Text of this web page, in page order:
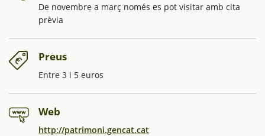
De novembre a març només es pot visitar amb cita
prèvia
Preus
Entre 3 i 5 euros
Web
http://patrimoni.gencat.cat